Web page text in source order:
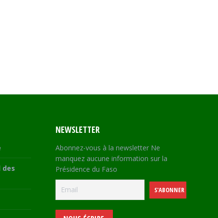
des
NEWSLETTER
Abonnez-vous à la newsletter Ne
manquez aucune information sur la
Présidence du Faso